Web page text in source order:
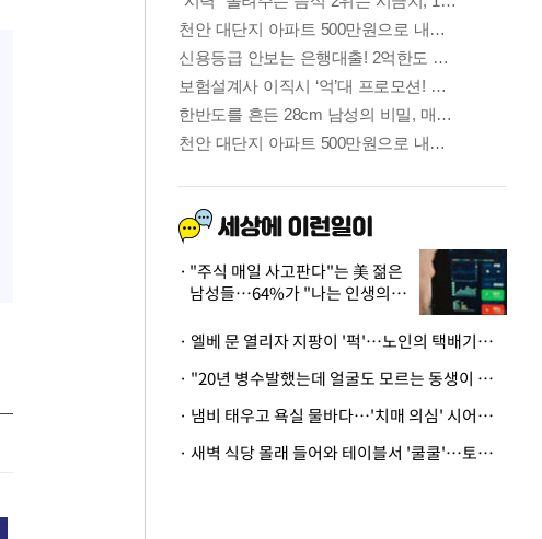
"주식 매일 사고판다"는 美 젊은
남성들…64%가 "나는 인생의
· 엘베 문 열리자 지팡이 '퍽'…노인의 택배기사 폭행 이유
· "20년 병수발했는데 얼굴도 모르는 동생이 유산 절반을"…배다른 형제 상속권 있을까
· 냄비 태우고 욕실 물바다…'치매 의심' 시어머니 검사 권유했다가 '날벼락'
· 새벽 식당 몰래 들어와 테이블서 '쿨쿨'…토사물 남기고 사라진 남성